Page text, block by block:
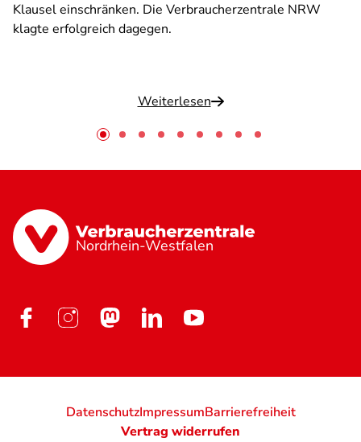
Klausel einschränken. Die Verbraucherzentrale NRW
klagte erfolgreich dagegen.
Weiterlesen
Nordrhein-Westfalen
DatenschutzImpressumBarrierefreiheit
Vertrag widerrufen